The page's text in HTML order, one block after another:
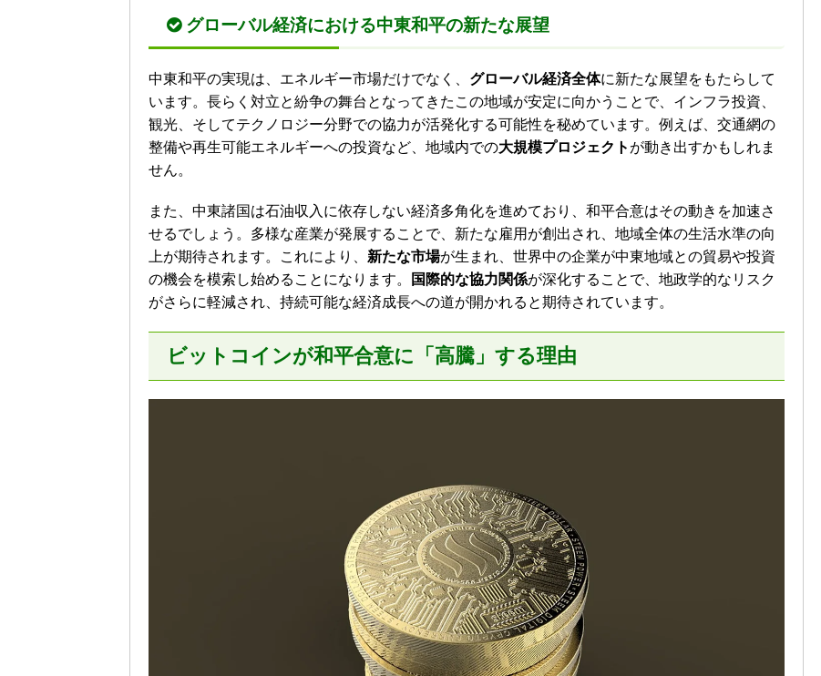
グローバル経済における中東和平の新たな展望
中東和平の実現は、エネルギー市場だけでなく、 グローバル経済全体に新たな展望をもたらして
います。長らく対立と紛争の舞台となってきたこの地域が安定に向かうことで、インフラ投資、
観光、そしてテクノロジー分野での協力が活発化する可能性を秘めています。例えば、交通網の
整備や再生可能エネルギーへの投資など、地域内での大規模プロジェクト が動き出すかもしれま
せん。
また、中東諸国は石油収入に依存しない経済多角化を進めており、和平合意はその動きを加速さ
せるでしょう。多様な産業が発展することで、新たな雇用が創出され、地域全体の生活水準の向
上が期待されます。これにより、 新たな市場が生まれ、世界中の企業が中東地域との貿易や投資
の機会を模索し始めることになります。
国際的な協力関係が深化することで、地政学的なリスク
がさらに軽減され、持続可能な経済成長への道が開かれると期待されています。
ビットコインが和平合意に「高騰」する理由